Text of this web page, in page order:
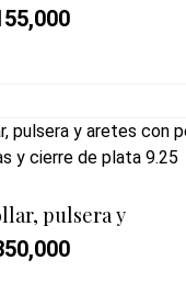
pulsera y